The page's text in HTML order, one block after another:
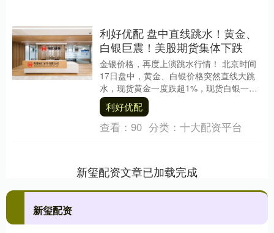
利好优配 盘中直线跳水！黄金、
白银巨震！美股期货集体下跌
金银价格，再度上演跳水行情！ 北京时间
17日盘中，黄金、白银价格突然直线大跳
水，现货黄金一度跌超1%，现货白银一度
大跌超4%。截至记者发稿时，金银价格跌
幅均有所....
利好优配
查看： 90 分类： 十大配资平台
新玺配资文章已加载完成
新玺配资